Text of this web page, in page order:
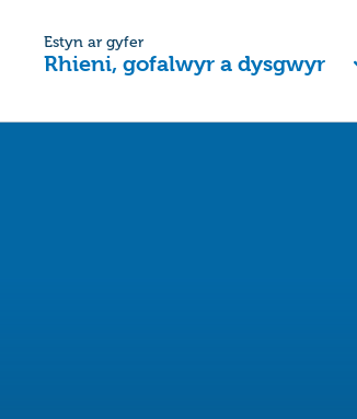
Estyn ar gyfer
Rhieni, gofalwyr a dysgwyr